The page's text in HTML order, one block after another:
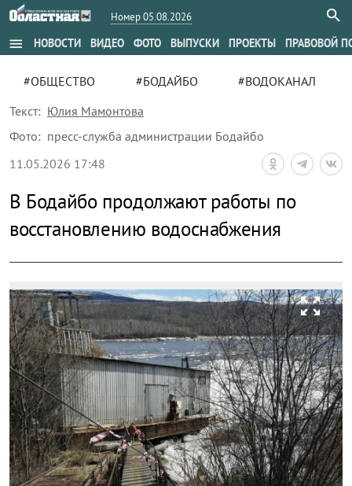
Номер 05.08.2026
menu НОВОСТИ ВИДЕО ФОТО ВЫПУСКИ ПРОЕКТЫ ПРАВОВОЙ
#ОБЩЕСТВО #БОДАЙБО
#ВОДОКАНАЛ
Текст: Юлия Мамонтова
Фото: пресс-служба администрации Бодайбо
11.05.2026 17:48
В Бодайбо продолжают работы по
восстановлению водоснабжения
zoom_out_map